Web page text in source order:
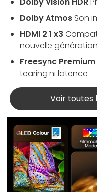
Dolby Vision HDR
Dolby Atmos Son
HDMI 2.1 x3
nouvelle génération
Freesync Premium
tearing ni latence
Voir toutes